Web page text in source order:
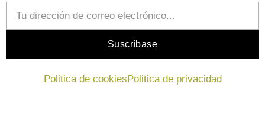
Email
Suscríbase
Politica de cookiesPolitica de privacidad